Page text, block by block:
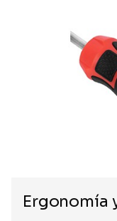
Ergonomía